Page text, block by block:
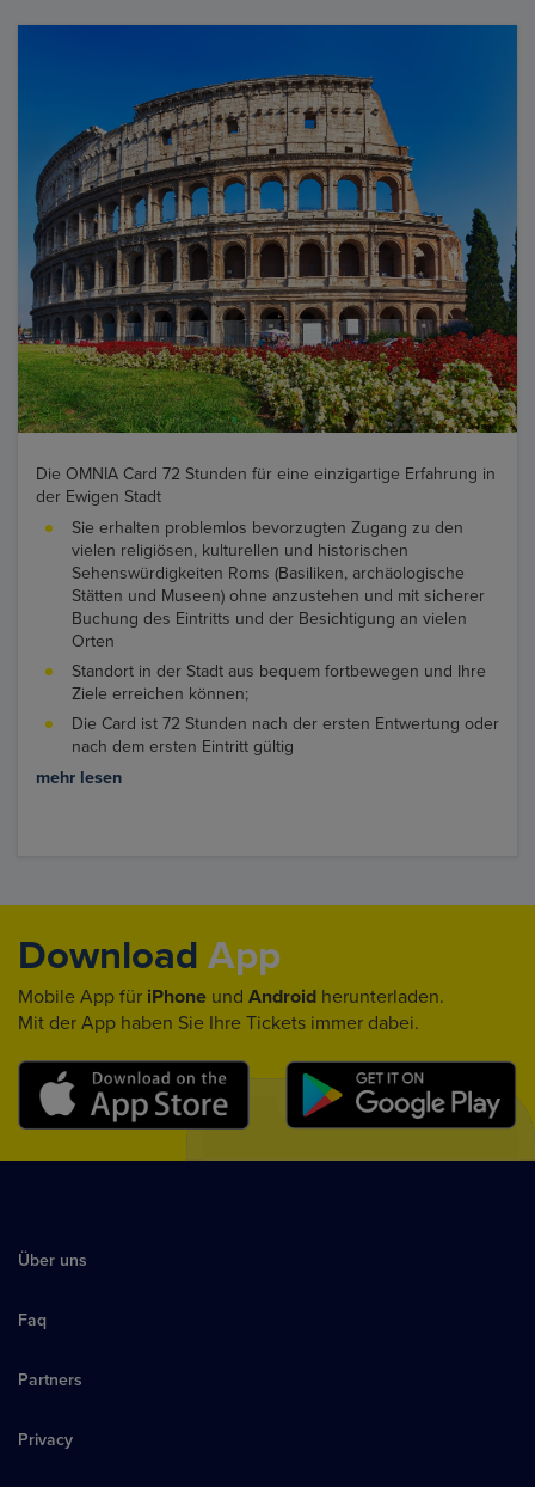
Die OMNIA Card 72 Stunden für eine einzigartige Erfahrung in
der Ewigen Stadt
Sie erhalten problemlos bevorzugten Zugang zu den
vielen religiösen, kulturellen und historischen
Sehenswürdigkeiten Roms (Basiliken, archäologische
Stätten und Museen) ohne anzustehen und mit sicherer
Buchung des Eintritts und der Besichtigung an vielen
Orten
Standort in der Stadt aus bequem fortbewegen und Ihre
Ziele erreichen können;
Die Card ist 72 Stunden nach der ersten Entwertung oder
nach dem ersten Eintritt gültig
mehr lesen
Download App
Mobile App für iPhone und Android herunterladen.
Mit der App haben Sie Ihre Tickets immer dabei.
Über uns
Faq
Partners
Privacy